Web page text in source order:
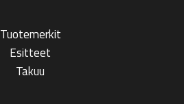
Tuotemerkit
Esitteet
Takuu